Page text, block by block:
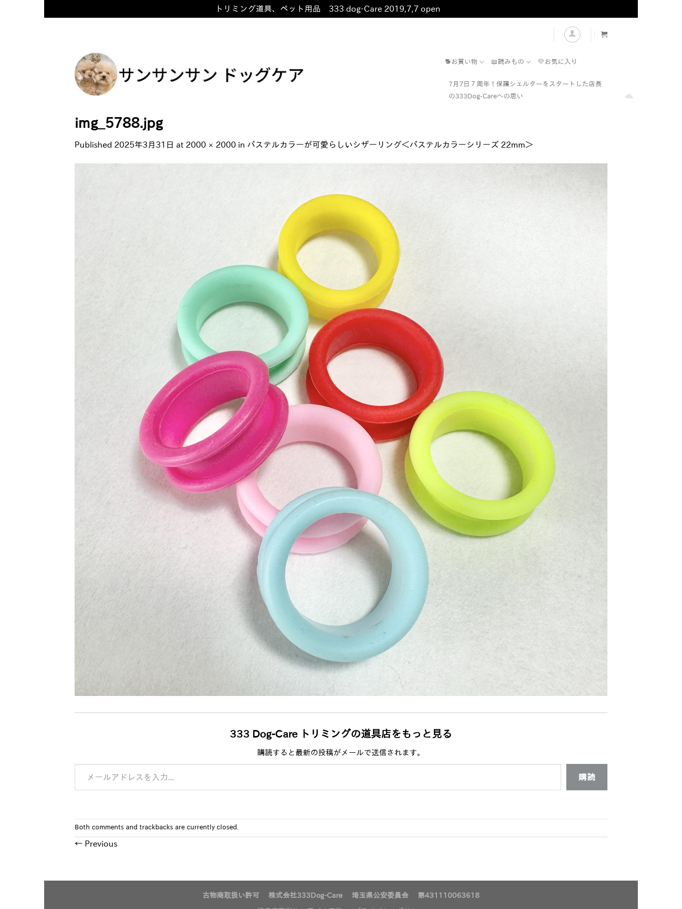
トリミング道具、ペット用品 333 dog-Care 2019,7,7 open
🐕お買い物 📖読みもの 💛お気に入り
7月7日７周年！保護シェルターをスタートした店長
の333Dog-Careへの思い
img_5788.jpg
Published 2025年3月31日 at 2000 × 2000 in パステルカラーが可愛らしいシザーリング＜パステルカラーシリーズ 22mm＞
333 Dog-Care トリミングの道具店をもっと見る
購読すると最新の投稿がメールで送信されます。
メールアドレスを入力...
購読
Both comments and trackbacks are currently closed.
← Previous
古物商取扱い許可 株式会社333Dog-Care 埼玉県公安委員会 第431110063618